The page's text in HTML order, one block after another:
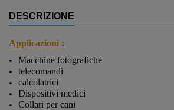
DESCRIZIONE
Applicazioni :
Macchine fotografiche
telecomandi
calcolatrici
Dispositivi medici
Collari per cani